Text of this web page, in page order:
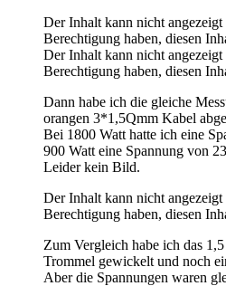
Der Inhalt kann nicht
Berechtigung haben, diesen
Der Inhalt kann nicht
Berechtigung haben, diesen
Dann habe ich die gleiche
orangen 3*1,5Qmm Kabel
Bei 1800 Watt hatte ich eine
900 Watt eine Spannung von
Leider kein Bild.
Der Inhalt kann nicht
Berechtigung haben, diesen
Zum Vergleich habe ich das
Trommel gewickelt und noch
Aber die Spannungen waren